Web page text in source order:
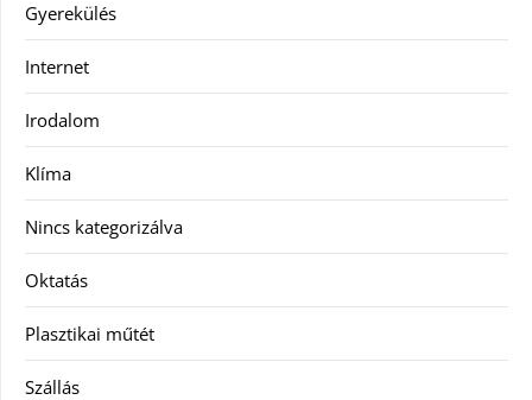
Gyerekülés
Internet
Irodalom
Klíma
Nincs kategorizálva
Oktatás
Plasztikai műtét
Szállás